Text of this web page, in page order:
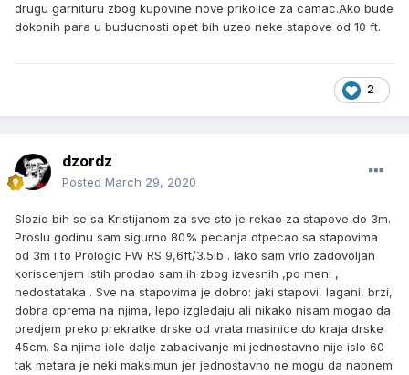
drugu garnituru zbog kupovine nove prikolice za camac.Ako bude
dokonih para u buducnosti opet bih uzeo neke stapove od 10 ft.
2
dzordz
Posted March 29, 2020
Slozio bih se sa Kristijanom za sve sto je rekao za stapove do 3m.
Proslu godinu sam sigurno 80% pecanja otpecao sa stapovima
od 3m i to Prologic FW RS 9,6ft/3.5lb . Iako sam vrlo zadovoljan
koriscenjem istih prodao sam ih zbog izvesnih ,po meni ,
nedostataka . Sve na stapovima je dobro: jaki stapovi, lagani, brzi,
dobra oprema na njima, lepo izgledaju ali nikako nisam mogao da
predjem preko prekratke drske od vrata masinice do kraja drske
45cm. Sa njima iole dalje zabacivanje mi jednostavno nije islo 60
tak metara je neki maksimun jer jednostavno ne mogu da napnem